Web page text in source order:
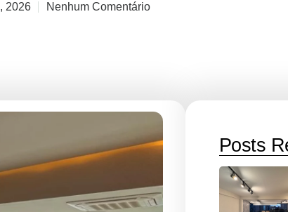
2026 Nenhum Comentário
Posts